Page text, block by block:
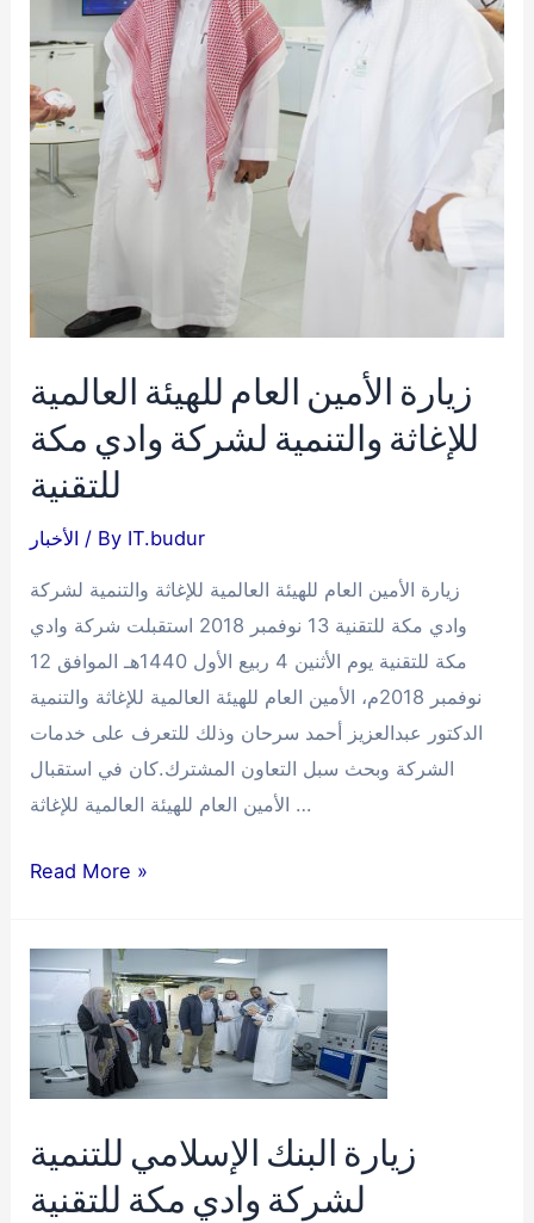
زيارة الأمين العام للهيئة العالمية
للإغاثة والتنمية لشركة وادي مكة
للتقنية
الأخبار / By IT.budur
زيارة الأمين العام للهيئة العالمية للإغاثة والتنمية لشركة
وادي مكة للتقنية 13 نوفمبر 2018 استقبلت شركة وادي
مكة للتقنية يوم الأثنين 4 ربيع الأول 1440هـ الموافق 12
نوفمبر 2018م، الأمين العام للهيئة العالمية للإغاثة والتنمية
الدكتور عبدالعزيز أحمد سرحان وذلك للتعرف على خدمات
الشركة وبحث سبل التعاون المشترك.كان في استقبال
الأمين العام للهيئة العالمية للإغاثة …
زيارة
للهيئة
العالمية
للإغاثة
والتنمية
وادي
مكة
Read More »
زيارة البنك الإسلامي للتنمية
لشركة وادي مكة للتقنية